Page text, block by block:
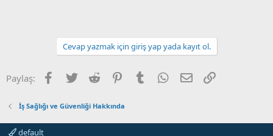
Cevap yazmak için giriş yap yada kayıt ol.
Paylaş: Facebook
Twitter Reddit PinterestTumblr WhatsApp
E-posta
İş Sağlığı ve Güvenliği Hakkında
default